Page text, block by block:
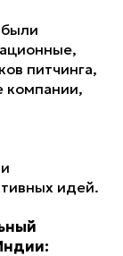
питчинга,
компании,
идей.